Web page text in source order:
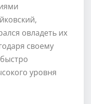
овладеть их
своему
уровня